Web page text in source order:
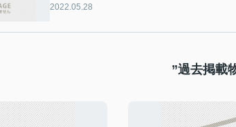
2022.05.28
”過去掲載